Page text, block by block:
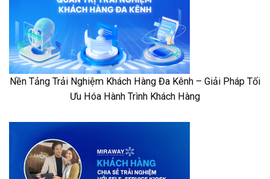
Nền Tảng Trải Nghiệm Khách Hàng Đa Kênh – Giải Pháp Tối
Ưu Hóa Hành Trình Khách Hàng